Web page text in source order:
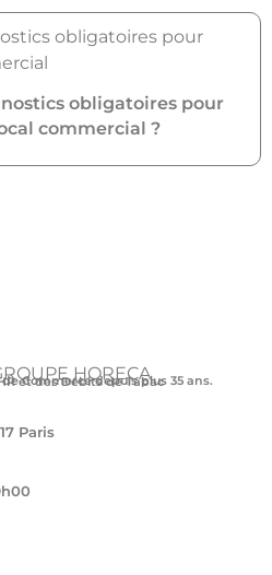
obligatoires pour
commercial ?
Commerce depuis plus 35 ans.
et des Débits de Tabac
Paris